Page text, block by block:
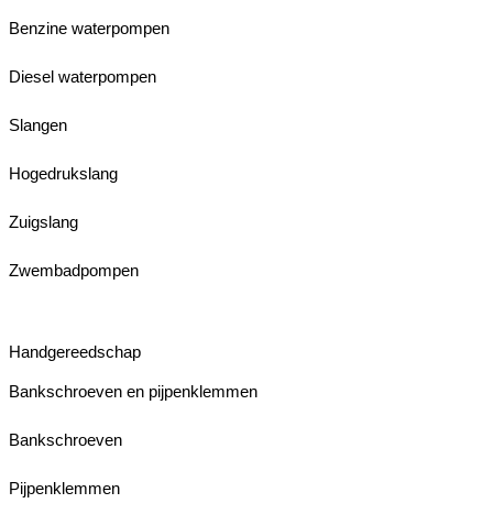
Benzine waterpompen
Diesel waterpompen
Slangen
Hogedrukslang
Zuigslang
Zwembadpompen
Handgereedschap
Bankschroeven en pijpenklemmen
Bankschroeven
Pijpenklemmen